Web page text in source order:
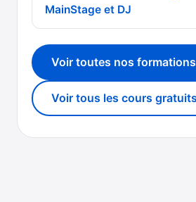
MainStage et DJ
Voir toutes nos formations
Voir tous les cours gratuits